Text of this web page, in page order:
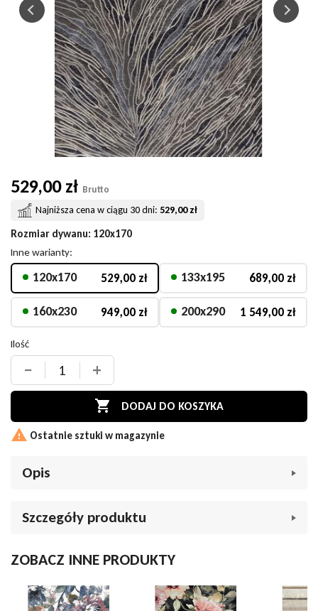
529,00 zł Brutto
Najniższa cena w ciągu 30 dni: 529,00 zł
Rozmiar dywanu: 120x170
Inne warianty:
120x170 529,00 zł 133x195 689,00 zł
160x230 949,00 zł 200x290 1 549,00 zł
Ilość
− +
 DODAJ DO KOSZYKA
 Ostatnie sztuki w magazynie
Opis
Oferujemy wyjątkowy dywan o fascynującym, złożonym
Jego dotykowa powierzchnia jest pokryta cienkimi, płynącymi
liniami, które przypominają delikatne żyły roślinne, sieci
Szczegóły produktu
Indeks047380
W magazynie1 Przedmioty
ZOBACZ INNE PRODUKTY